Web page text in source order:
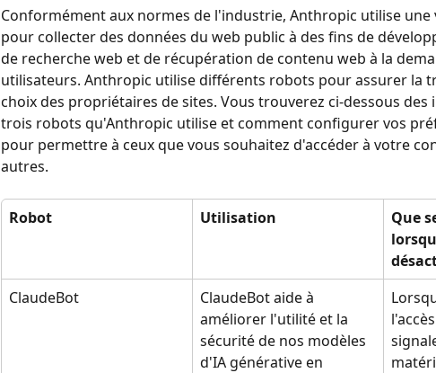
Conformément aux normes de l'industrie, Anthropic utilise une
pour collecter des données du web public à des fins de
de recherche web et de récupération de contenu web à la
utilisateurs. Anthropic utilise différents robots pour assurer la
choix des propriétaires de sites. Vous trouverez ci-dessous
trois robots qu'Anthropic utilise et comment configurer vos
pour permettre à ceux que vous souhaitez d'accéder à votre
autres.
Robot Utilisation
Que
ClaudeBot
ClaudeBot aide à
améliorer l'utilité et la
sécurité de nos modèles
d'IA générative en